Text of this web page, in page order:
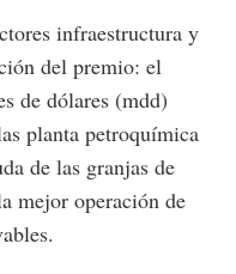
infraestructura y
del premio: el
de dólares (mdd)
planta petroquímica
de las granjas de
mejor operación de